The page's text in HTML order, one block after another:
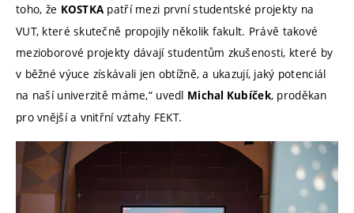
toho, že KOSTKApatří mezi první studentské projekty na
VUT, které skutečně propojily několik fakult. Právě takové
mezioborové projekty dávají studentům zkušenosti, které by
v běžné výuce získávali jen obtížně, a ukazují, jaký potenciál
na naší univerzitě máme,“ uvedl Michal Kubíček, proděkan
pro vnější a vnitřní vztahy FEKT.